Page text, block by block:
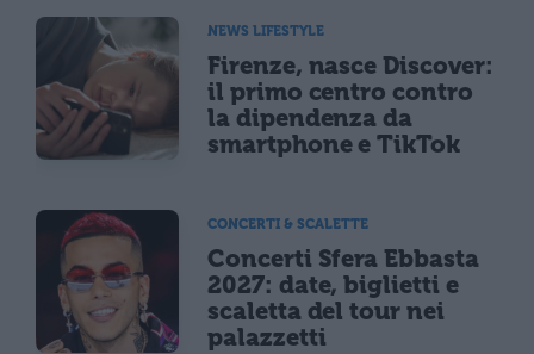
NEWS LIFESTYLE
Firenze, nasce Discover:
il primo centro contro
la dipendenza da
smartphone e TikTok
CONCERTI & SCALETTE
Concerti Sfera Ebbasta
2027: date, biglietti e
scaletta del tour nei
palazzetti